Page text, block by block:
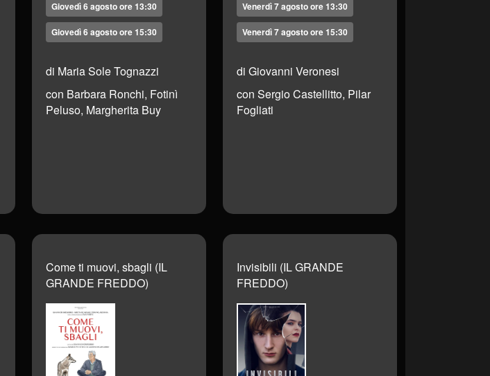
Giovedì 6 agosto ore 13:30
Giovedì 6 agosto ore 15:30
di Maria Sole Tognazzi
con Barbara Ronchi, Fotinì
Peluso, Margherita Buy
Venerdì 7 agosto ore 13:30
Venerdì 7 agosto ore 15:30
di Giovanni Veronesi
con Sergio Castellitto, Pilar
Fogliati
Come ti muovi, sbagli (IL
GRANDE FREDDO)
Invisibili (IL GRANDE
FREDDO)